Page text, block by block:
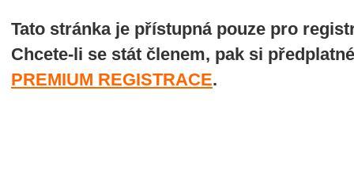
Tato stránka je přístupná pouze pro
Chcete-li se stát členem, pak si
PREMIUM REGISTRACE.